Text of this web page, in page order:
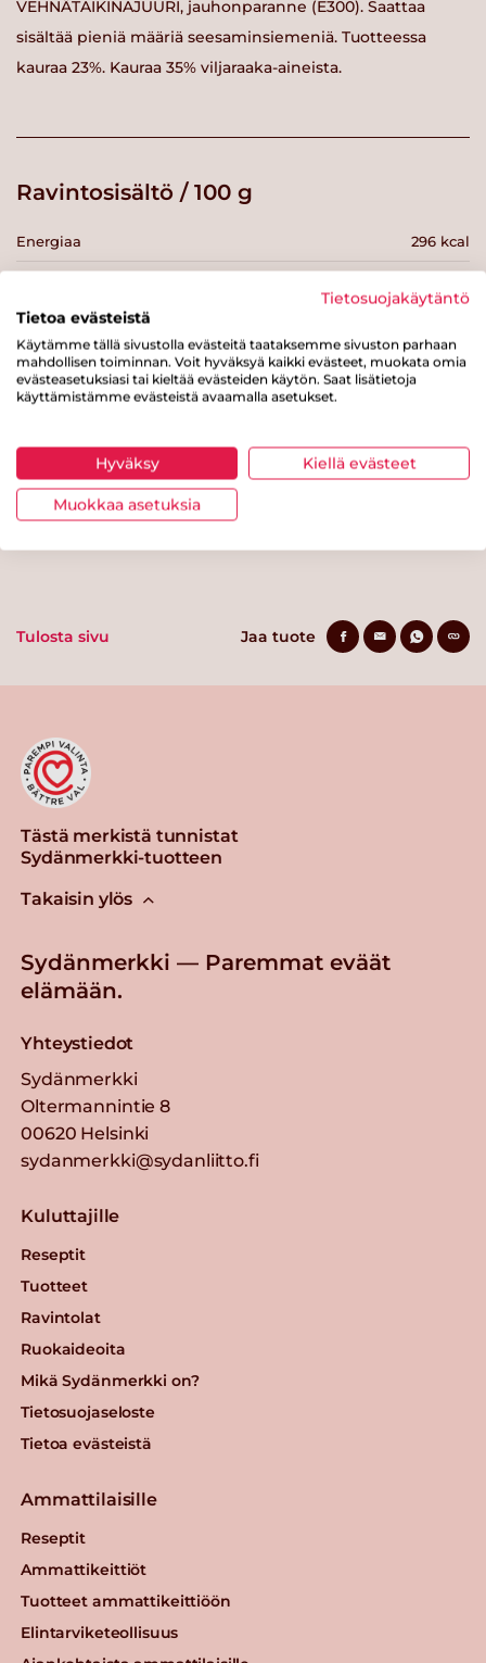
VEHNÄTAIKINAJUURI, jauhonparanne (E300). Saattaa
sisältää pieniä määriä seesaminsiemeniä. Tuotteessa
kauraa 23%. Kauraa 35% viljaraaka-aineista.
Ravintosisältö / 100 g
Energiaa 296 kcal
josta tyydyttynyttä rasvaa
Hiilihydraatteja 42.2 g
josta sokereita
Suolaa
Tulosta sivu Jaa tuote
Tästä merkistä tunnistat
Sydänmerkki-tuotteen
Takaisin ylös
Sydänmerkki — Paremmat eväät
elämään.
Yhteystiedot
Sydänmerkki
Oltermannintie 8
00620 Helsinki
sydanmerkki@sydanliitto.fi
Kuluttajille
Reseptit
Tuotteet
Ravintolat
Ruokaideoita
Mikä Sydänmerkki on?
Tietosuojaseloste
Tietoa evästeistä
Ammattilaisille
Reseptit
Ammattikeittiöt
Tuotteet ammattikeittiöön
Elintarviketeollisuus
Tietosuojakäytäntö
Tietoa evästeistä
Käytämme tällä sivustolla evästeitä taataksemme sivuston parhaan
mahdollisen toiminnan. Voit hyväksyä kaikki evästeet, muokata omia
evästeasetuksiasi tai kieltää evästeiden käytön. Saat lisätietoja
käyttämistämme evästeistä avaamalla asetukset.
Hyväksy Kiellä evästeet
Muokkaa asetuksia